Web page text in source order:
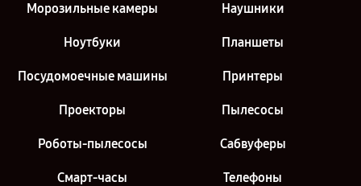
Морозильные камеры Наушники
Ноутбуки Планшеты
Посудомоечные машины Принтеры
Проекторы Пылесосы
Роботы-пылесосы Сабвуферы
Смарт-часы Телефоны